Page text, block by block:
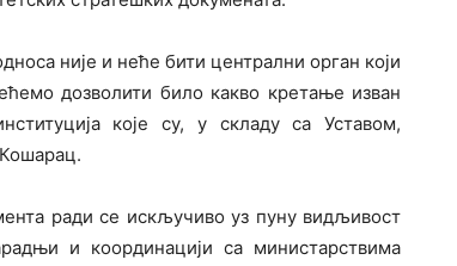
није и неће бити централни орган који
дозволити било какво кретање изван
које су, у складу са Уставом,
ради се искључиво уз пуну видљивост
и координацији са министарствима